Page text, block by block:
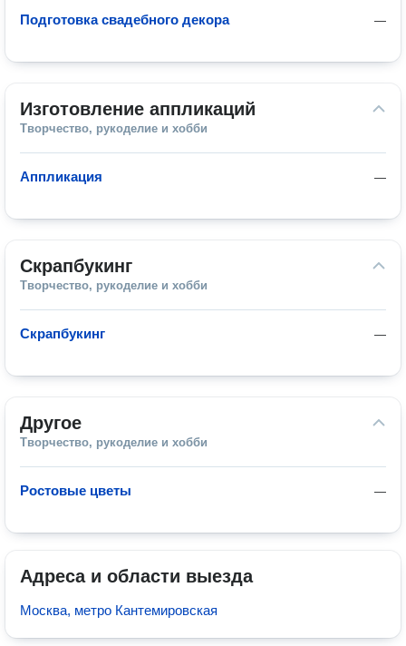
—
Подготовка свадебного декора
Изготовление аппликаций
Творчество, рукоделие и хобби
—
Аппликация
Скрапбукинг
Творчество, рукоделие и хобби
—
Скрапбукинг
Другое
Творчество, рукоделие и хобби
—
Ростовые цветы
Адреса и области выезда
Москва, метро Кантемировская